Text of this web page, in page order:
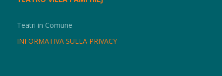
Teatri in Comune
INFORMATIVA SULLA PRIVACY